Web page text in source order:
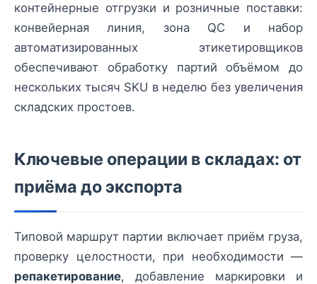
контейнерные отгрузки и розничные поставки:
конвейерная линия, зона QC и набор
автоматизированных этикетировщиков
обеспечивают обработку партий объёмом до
нескольких тысяч SKU в неделю без увеличения
складских простоев.
Ключевые операции в складах: от
приёма до экспорта
Типовой маршрут партии включает приём груза,
проверку целостности, при необходимости —
репакетирование, добавление маркировки и